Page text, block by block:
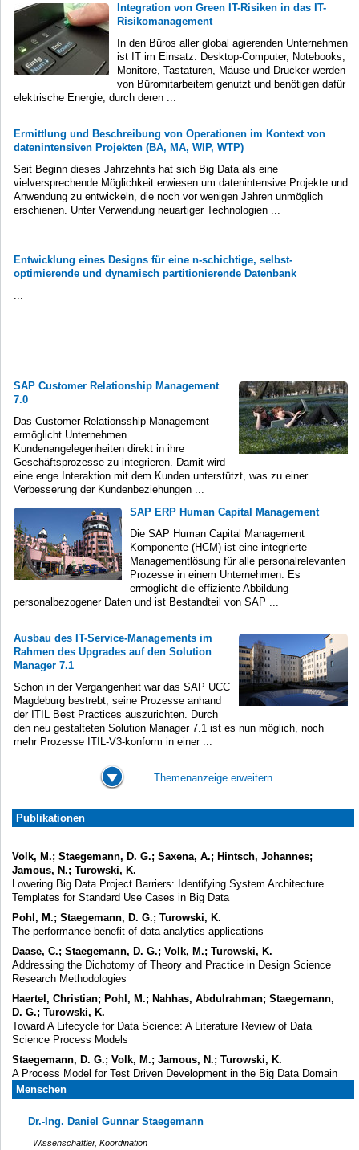
Integration von Green IT-Risiken in das IT-
Risikomanagement
In den Büros aller global agierenden Unternehmen
ist IT im Einsatz: Desktop-Computer, Notebooks,
Monitore, Tastaturen, Mäuse und Drucker werden
von Büromitarbeitern genutzt und benötigen dafür
elektrische Energie, durch deren ...
Ermittlung und Beschreibung von Operationen im Kontext von
datenintensiven Projekten (BA, MA, WIP, WTP)
Seit Beginn dieses Jahrzehnts hat sich Big Data als eine
vielversprechende Möglichkeit erwiesen um datenintensive Projekte und
Anwendung zu entwickeln, die noch vor wenigen Jahren unmöglich
erschienen. Unter Verwendung neuartiger Technologien ...
Entwicklung eines Designs für eine n-schichtige, selbst-
optimierende und dynamisch partitionierende Datenbank
SAP Customer Relationship Management
7.0
Das Customer Relationsship Management
ermöglicht Unternehmen
Kundenangelegenheiten direkt in ihre
Geschäftsprozesse zu integrieren. Damit wird
eine enge Interaktion mit dem Kunden unterstützt, was zu einer
Verbesserung der Kundenbeziehungen ...
SAP ERP Human Capital Management
Die SAP Human Capital Management
Komponente (HCM) ist eine integrierte
Managementlösung für alle personalrelevanten
Prozesse in einem Unternehmen. Es
ermöglicht die effiziente Abbildung
personalbezogener Daten und ist Bestandteil von SAP ...
Ausbau des IT-Service-Managements im
Rahmen des Upgrades auf den Solution
Manager 7.1
Schon in der Vergangenheit war das SAP UCC
Magdeburg bestrebt, seine Prozesse anhand
der ITIL Best Practices auszurichten. Durch
den neu gestalteten Solution Manager 7.1 ist es nun möglich, noch
mehr Prozesse ITIL-V3-konform in einer ...
Themenanzeige erweitern
Publikationen
Volk, M.; Staegemann, D. G.; Saxena, A.; Hintsch, Johannes;
Jamous, N.; Turowski, K.
Lowering Big Data Project Barriers: Identifying System Architecture
Templates for Standard Use Cases in Big Data
Pohl, M.; Staegemann, D. G.; Turowski, K.
The performance benefit of data analytics applications
Daase, C.; Staegemann, D. G.; Volk, M.; Turowski, K.
Addressing the Dichotomy of Theory and Practice in Design Science
Research Methodologies
Haertel, Christian; Pohl, M.; Nahhas, Abdulrahman; Staegemann,
D. G.; Turowski, K.
Toward A Lifecycle for Data Science: A Literature Review of Data
Science Process Models
Staegemann, D. G.; Volk, M.; Jamous, N.; Turowski, K.
A Process Model for Test Driven Development in the Big Data Domain
Menschen
Dr.-Ing. Daniel Gunnar Staegemann
Wissenschaftler, Koordination